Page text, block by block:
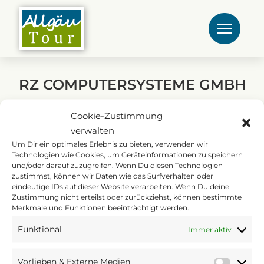
Cookie-Zustimmung
verwalten
Um Dir ein optimales Erlebnis zu bieten, verwenden wir
Technologien wie Cookies, um Geräteinformationen zu speichern
und/oder darauf zuzugreifen. Wenn Du diesen Technologien
zustimmst, können wir Daten wie das Surfverhalten oder
eindeutige IDs auf dieser Website verarbeiten. Wenn Du deine
Zustimmung nicht erteilst oder zurückziehst, können bestimmte
Merkmale und Funktionen beeinträchtigt werden.
Funktional Immer aktiv
Vorlieben & Externe Medien
RZ COMPUTERSYSTEME GMBH
START
PARTNER,CLIENT, ETC.
RZ COMPUTERSYSTEME GMBH